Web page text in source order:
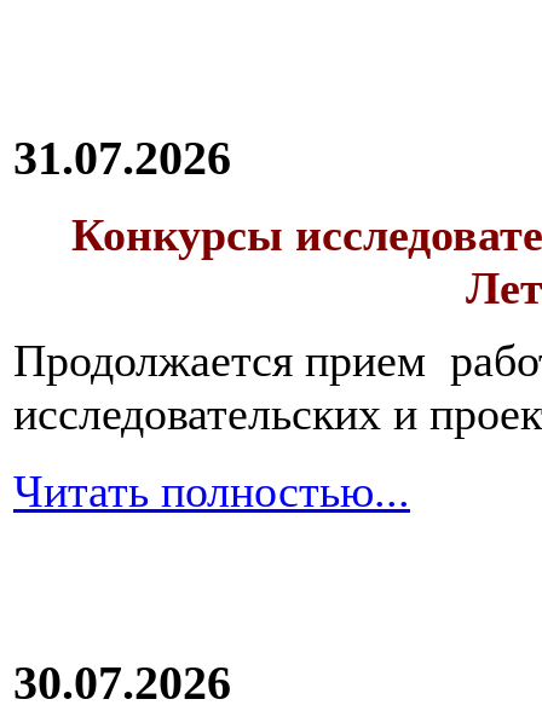
31.07.2026
Конкурсы
Продолжается прием
исследовательских и
Читать полностью...
30.07.2026